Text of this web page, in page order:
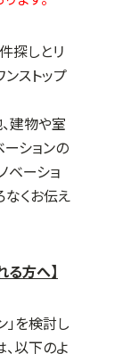
探しとリ
ンストップ
建物や室
ーションの
ベーショ
なくお伝え
る方へ】
」を検討し
以下のよ